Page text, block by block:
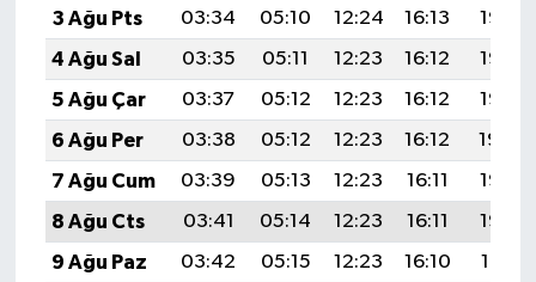
3 Ağu Pts
03:34 05:10 12:24 16:13
19:27
4 Ağu Sal
03:35 05:11 12:23 16:12
19:26
5 Ağu Çar
03:37 05:12 12:23 16:12
19:25
6 Ağu Per
03:38 05:12 12:23 16:12
19:24
7 Ağu Cum
03:39 05:13 12:23 16:11
19:23
8 Ağu Cts
03:41 05:14 12:23 16:11
19:22
9 Ağu Paz
03:42 05:15 12:23 16:10
19:21